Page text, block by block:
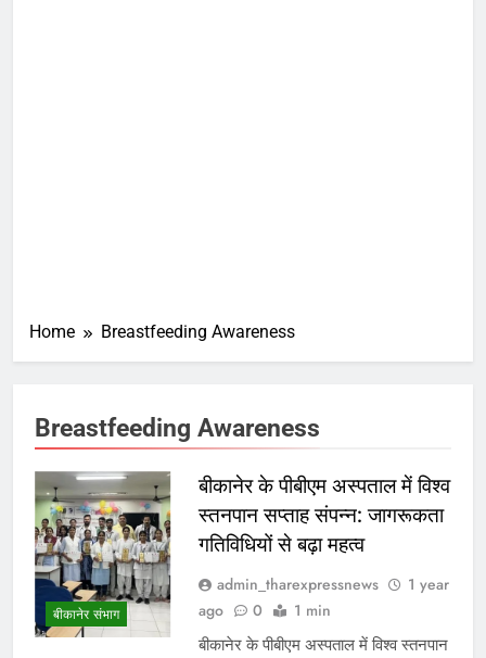
Home Breastfeeding Awareness
Breastfeeding Awareness
बीकानेर संभाग
बीकानेर के पीबीएम अस्पताल में विश्व
स्तनपान सप्ताह संपन्न: जागरूकता
गतिविधियों से बढ़ा महत्व
admin_tharexpressnews
1 year
ago
0 1 min
बीकानेर के पीबीएम अस्पताल में विश्व स्तनपान